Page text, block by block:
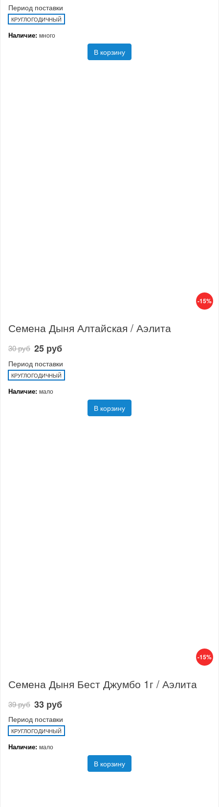
Период поставки
КРУГЛОГОДИЧНЫЙ
Наличие: много
В корзину
-15%
Семена Дыня Алтайская / Аэлита
30 руб 25 руб
Период поставки
КРУГЛОГОДИЧНЫЙ
Наличие: мало
В корзину
-15%
Семена Дыня Бест Джумбо 1г / Аэлита
39 руб 33 руб
Период поставки
КРУГЛОГОДИЧНЫЙ
Наличие: мало
В корзину